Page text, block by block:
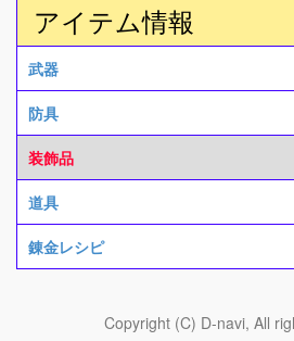
アイテム情報
武器
防具
装飾品
道具
錬金レシピ
Copyright (C) D-navi, All